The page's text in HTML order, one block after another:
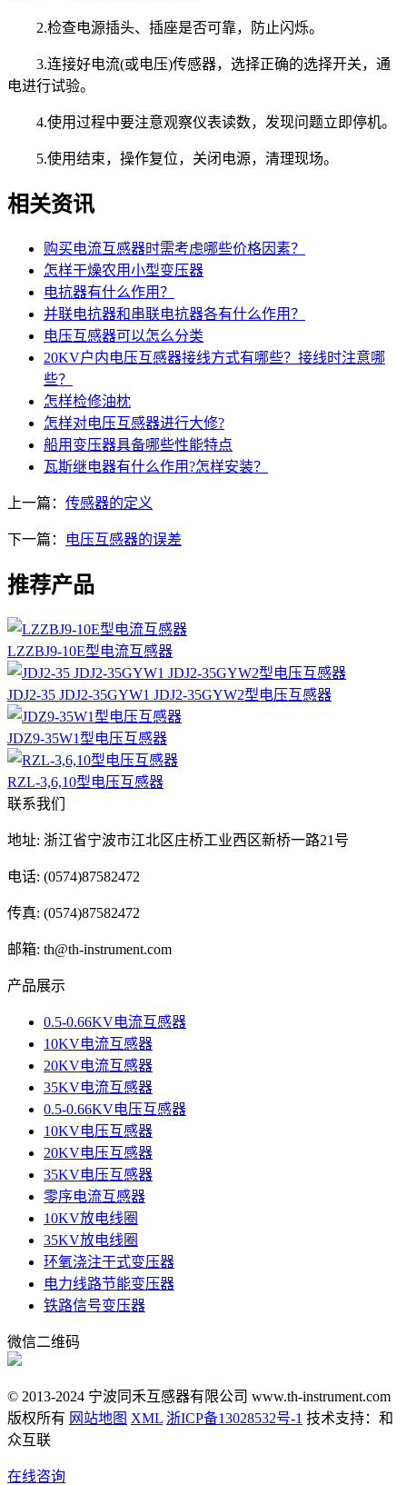
2.检查电源插头、插座是否可靠，防止闪烁。
3.连接好电流(或电压)传感器，选择正确的选择开关，通
电进行试验。
4.使用过程中要注意观察仪表读数，发现问题立即停机。
5.使用结束，操作复位，关闭电源，清理现场。
相关资讯
购买电流互感器时需考虑哪些价格因素？
怎样干燥农用小型变压器
电抗器有什么作用？
并联电抗器和串联电抗器各有什么作用？
电压互感器可以怎么分类
20KV户内电压互感器接线方式有哪些？接线时注意哪
些？
怎样检修油枕
怎样对电压互感器进行大修?
船用变压器具备哪些性能特点
瓦斯继电器有什么作用?怎样安装？
上一篇： 传感器的定义
下一篇： 电压互感器的误差
推荐产品
LZZBJ9-10E型电流互感器
JDJ2-35 JDJ2-35GYW1 JDJ2-35GYW2型电压互感器
JDZ9-35W1型电压互感器
RZL-3,6,10型电压互感器
联系我们
地址: 浙江省宁波市江北区庄桥工业西区新桥一路21号
电话: (0574)87582472
传真: (0574)87582472
邮箱: th@th-instrument.com
产品展示
0.5-0.66KV电流互感器
10KV电流互感器
20KV电流互感器
35KV电流互感器
0.5-0.66KV电压互感器
10KV电压互感器
20KV电压互感器
35KV电压互感器
零序电流互感器
10KV放电线圈
35KV放电线圈
环氧浇注干式变压器
电力线路节能变压器
铁路信号变压器
微信二维码
© 2013-2024 宁波同禾互感器有限公司 www.th-instrument.com
版权所有 网站地图 XML 浙ICP备13028532号-1 技术支持：和
众互联
在线咨询